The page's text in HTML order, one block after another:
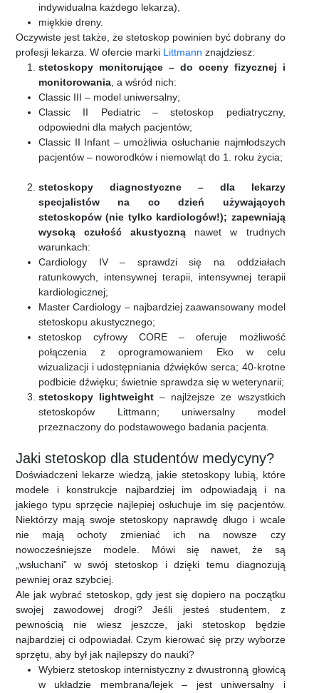
indywidualna każdego lekarza),
miękkie dreny.
Oczywiste jest także, że stetoskop powinien być dobrany do
profesji lekarza. W ofercie marki Littmann znajdziesz:
stetoskopy monitorujące – do oceny fizycznej i
monitorowania, a wśród nich:
Classic III – model uniwersalny;
Classic II Pediatric – stetoskop pediatryczny,
odpowiedni dla małych pacjentów;
Classic II Infant – umożliwia osłuchanie najmłodszych
pacjentów – noworodków i niemowląt do 1. roku życia;
stetoskopy diagnostyczne – dla lekarzy
specjalistów na co dzień używających
stetoskopów (nie tylko kardiologów!); zapewniają
wysoką czułość akustyczną nawet w trudnych
warunkach:
Cardiology IV – sprawdzi się na oddziałach
ratunkowych, intensywnej terapii, intensywnej terapii
kardiologicznej;
Master Cardiology – najbardziej zaawansowany model
stetoskopu akustycznego;
stetoskop cyfrowy CORE – oferuje możliwość
połączenia z oprogramowaniem Eko w celu
wizualizacji i udostępniania dźwięków serca; 40-krotne
podbicie dźwięku; świetnie sprawdza się w weterynarii;
stetoskopy lightweight – najlżejsze ze wszystkich
stetoskopów Littmann; uniwersalny model
przeznaczony do podstawowego badania pacjenta.
Jaki stetoskop dla studentów medycyny?
Doświadczeni lekarze wiedzą, jakie stetoskopy lubią, które
modele i konstrukcje najbardziej im odpowiadają i na
jakiego typu sprzęcie najlepiej osłuchuje im się pacjentów.
Niektórzy mają swoje stetoskopy naprawdę długo i wcale
nie mają ochoty zmieniać ich na nowsze czy
nowocześniejsze modele. Mówi się nawet, że są
„wsłuchani” w swój stetoskop i dzięki temu diagnozują
pewniej oraz szybciej.
Ale jak wybrać stetoskop, gdy jest się dopiero na początku
swojej zawodowej drogi? Jeśli jesteś studentem, z
pewnością nie wiesz jeszcze, jaki stetoskop będzie
najbardziej ci odpowiadał. Czym kierować się przy wyborze
sprzętu, aby był jak najlepszy do nauki?
Wybierz stetoskop internistyczny z dwustronną głowicą
w układzie membrana/lejek – jest uniwersalny i